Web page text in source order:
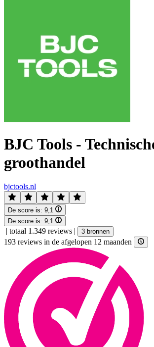
BJC Tools -
groothandel
bjctools.nl
De score is: 9,1
De score is: 9,1
| totaal 1.349 reviews | 3 bronnen
193 reviews in de afgelopen 12 maanden